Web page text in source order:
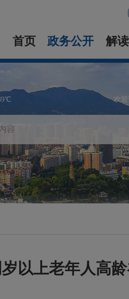
首页 政务公开 解
欢迎
以上老年人高